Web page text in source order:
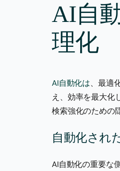
AI自
理化
AI自動化は、最適
え、効率を最大化
検索強化のための
自動化され
AI自動化の重要な